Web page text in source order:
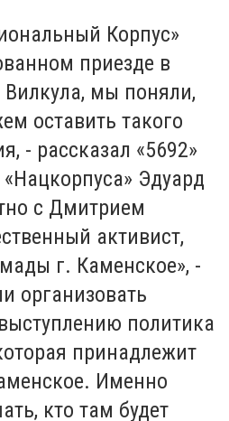
Корпус»
приезде в
Вилкула, мы поняли,
оставить такого
- рассказал «5692»
Эдуард
с Дмитрием
активист,
г. Каменское», -
организовать
политика
принадлежит
Именно
кто там будет